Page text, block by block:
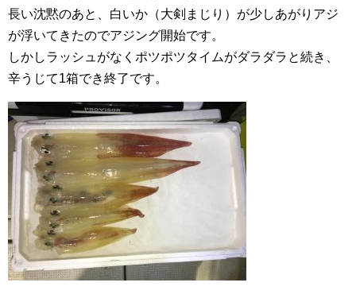
長い沈黙のあと、白いか（大剣まじり）が少しあがりアジ
が浮いてきたのでアジング開始です。
しかしラッシュがなくポツポツタイムがダラダラと続き、
辛うじて1箱でき終了です。